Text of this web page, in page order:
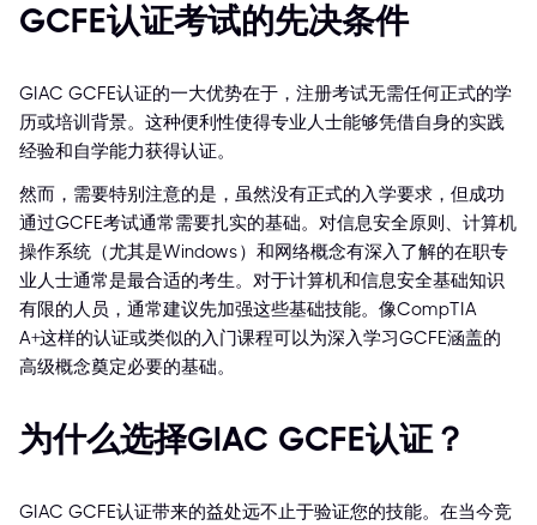
GCFE认证考试的先决条件
GIAC GCFE认证的一大优势在于，注册考试无需任何正式的学
历或培训背景。这种便利性使得专业人士能够凭借自身的实践
经验和自学能力获得认证。
然而，需要特别注意的是，虽然没有正式的入学要求，但成功
通过GCFE考试通常需要扎实的基础。对信息安全原则、计算机
操作系统（尤其是Windows）和网络概念有深入了解的在职专
业人士通常是最合适的考生。对于计算机和信息安全基础知识
有限的人员，通常建议先加强这些基础技能。像CompTIA
A+这样的认证或类似的入门课程可以为深入学习GCFE涵盖的
高级概念奠定必要的基础。
为什么选择GIAC GCFE认证？
GIAC GCFE认证带来的益处远不止于验证您的技能。在当今竞